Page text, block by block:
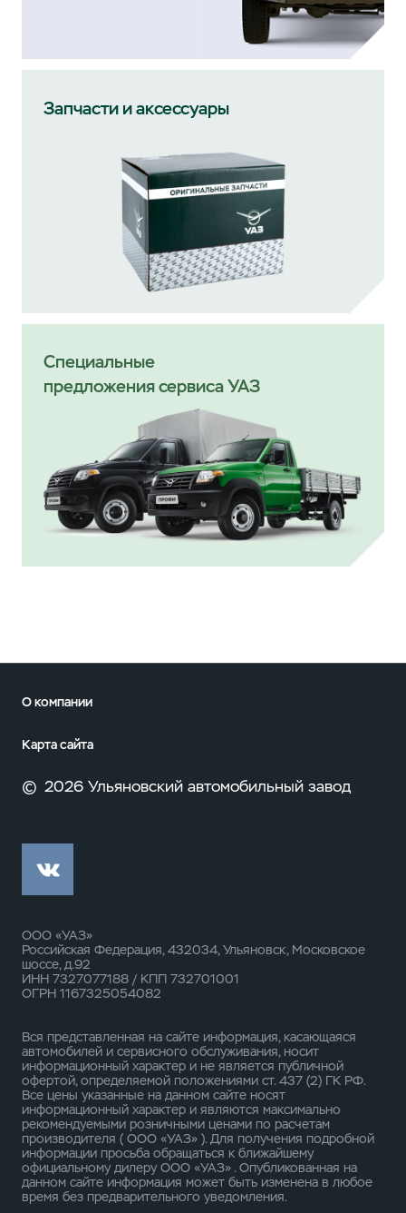
Запчасти и аксессуары
Специальные
предложения сервиса УАЗ
О компании
Карта сайта
© 2026 Ульяновский автомобильный завод
ООО «УАЗ»
Российская Федерация, 432034, Ульяновск, Московское
шоссе, д.92
ИНН 7327077188 / КПП 732701001
ОГРН 1167325054082
Вся представленная на сайте информация, касающаяся
автомобилей и сервисного обслуживания, носит
информационный характер и не является публичной
офертой, определяемой положениями ст. 437 (2) ГК РФ.
Все цены указанные на данном сайте носят
информационный характер и являются максимально
рекомендуемыми розничными ценами по расчетам
производителя ( ООО «УАЗ» ). Для получения подробной
информации просьба обращаться к ближайшему
официальному дилеру ООО «УАЗ» . Опубликованная на
данном сайте информация может быть изменена в любое
время без предварительного уведомления.